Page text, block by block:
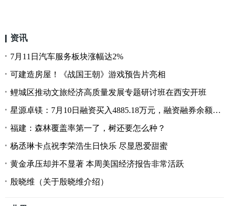
资讯
7月11日汽车服务板块涨幅达2%
可建造房屋！《战国王朝》游戏预告片亮相
鲤城区推动文旅经济高质量发展专题研讨班在西安开班
星源卓镁：7月10日融资买入4885.18万元，融资融券余额9410.87万元
福建：森林覆盖率第一了，树还要怎么种？
杨丞琳卡点祝李荣浩生日快乐 尽显恩爱甜蜜
黄金承压却并不显著 本周美国经济报告非常活跃
殷晓维（关于殷晓维介绍）